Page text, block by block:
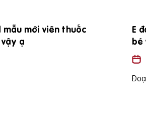
mới viên thuốc
ạ
E
bé